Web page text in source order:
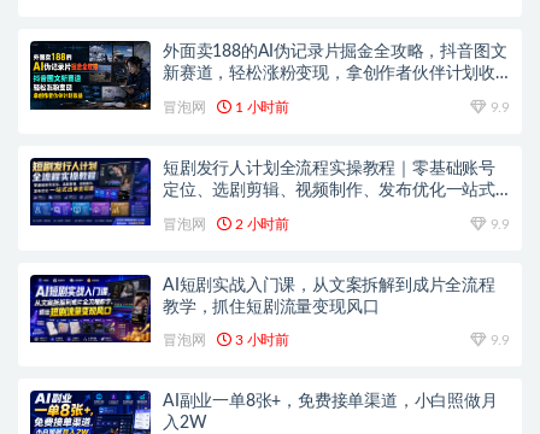
外面卖188的AI伪记录片掘金全攻略，抖音图文
新赛道，轻松涨粉变现，拿创作者伙伴计划收
冒泡网 1 小时前 9.9
短剧发行人计划全流程实操教程｜零基础账号
定位、选剧剪辑、视频制作、发布优化一站式
冒泡网 2 小时前 9.9
AI短剧实战入门课，从文案拆解到成片全流程
教学，抓住短剧流量变现风口
冒泡网 3 小时前 9.9
AI副业一单8张+，免费接单渠道，小白照做月
入2W